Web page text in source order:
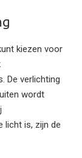
kiezen voor
De verlichting
wordt
licht is, zijn de